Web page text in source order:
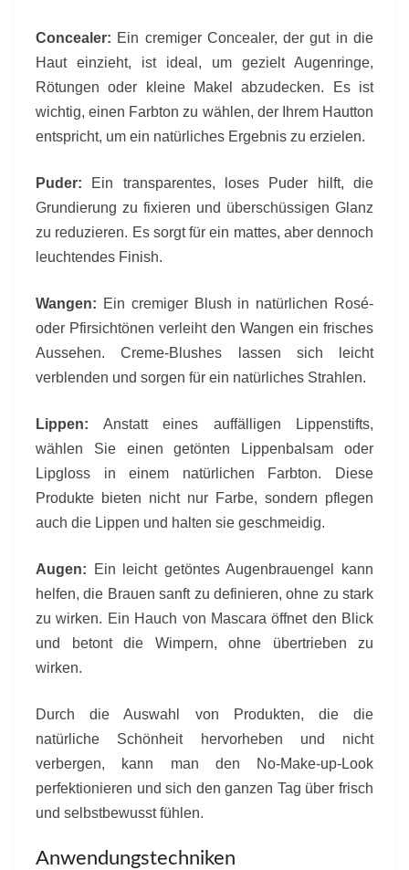
Concealer: Ein cremiger Concealer, der gut in die
Haut einzieht, ist ideal, um gezielt Augenringe,
Rötungen oder kleine Makel abzudecken. Es ist
wichtig, einen Farbton zu wählen, der Ihrem Hautton
entspricht, um ein natürliches Ergebnis zu erzielen.
Puder: Ein transparentes, loses Puder hilft, die
Grundierung zu fixieren und überschüssigen Glanz
zu reduzieren. Es sorgt für ein mattes, aber dennoch
leuchtendes Finish.
Wangen: Ein cremiger Blush in natürlichen Rosé-
oder Pfirsichtönen verleiht den Wangen ein frisches
Aussehen. Creme-Blushes lassen sich leicht
verblenden und sorgen für ein natürliches Strahlen.
Lippen: Anstatt eines auffälligen Lippenstifts,
wählen Sie einen getönten Lippenbalsam oder
Lipgloss in einem natürlichen Farbton. Diese
Produkte bieten nicht nur Farbe, sondern pflegen
auch die Lippen und halten sie geschmeidig.
Augen: Ein leicht getöntes Augenbrauengel kann
helfen, die Brauen sanft zu definieren, ohne zu stark
zu wirken. Ein Hauch von Mascara öffnet den Blick
und betont die Wimpern, ohne übertrieben zu
wirken.
Durch die Auswahl von Produkten, die die
natürliche Schönheit hervorheben und nicht
verbergen, kann man den No-Make-up-Look
perfektionieren und sich den ganzen Tag über frisch
und selbstbewusst fühlen.
Anwendungstechniken